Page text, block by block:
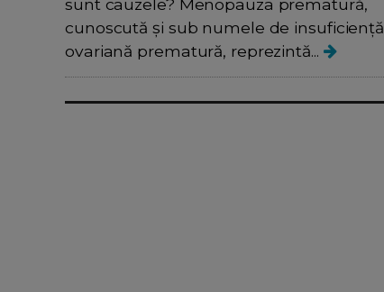
sunt cauzele? Menopauza prematură,
cunoscută și sub numele de insuficiență
ovariană prematură, reprezintă...